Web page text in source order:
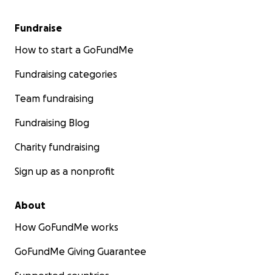
Fundraise
How to start a GoFundMe
Fundraising categories
Team fundraising
Fundraising Blog
Charity fundraising
Sign up as a nonprofit
About
How GoFundMe works
GoFundMe Giving Guarantee